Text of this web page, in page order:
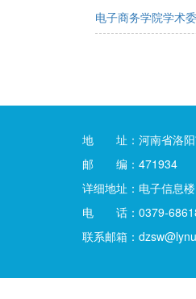
电子商务学院学术
地 址：河南省洛阳
邮 编：471934
详细地址：电子信息
电 话：0379-
联系邮箱：